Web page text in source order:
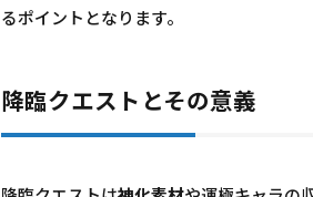
るポイントとなります。
降臨クエストとその意義